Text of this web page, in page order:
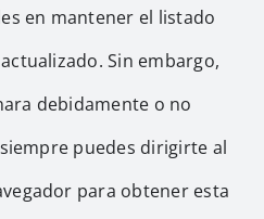
en mantener el listado
Sin embargo,
debidamente o no
puedes dirigirte al
para obtener esta